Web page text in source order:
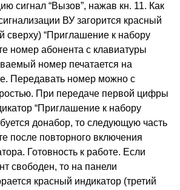
сигнал “Вызов”, нажав кн. 11. Как
ВУ загорится красный
сверху) “Приглашение к набору
номер абонента с клавиатуры
номер печатается на
Передавать номер можно с
При передаче первой цифры
“Приглашение к набору
донабор, то следующую часть
после повторного включения
Готовность к работе. Если
свободен, то на панели
красный индикатор (третий